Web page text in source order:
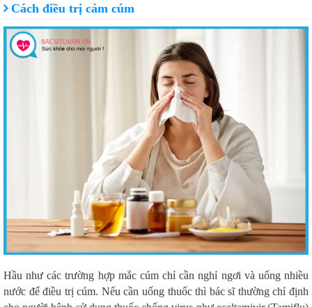
Cách điều trị cảm cúm
Hầu như các trường hợp mắc cúm chỉ cần nghỉ ngơi và uống nhiều
nước để điều trị cúm. Nếu cần uống thuốc thì bác sĩ thường chỉ định